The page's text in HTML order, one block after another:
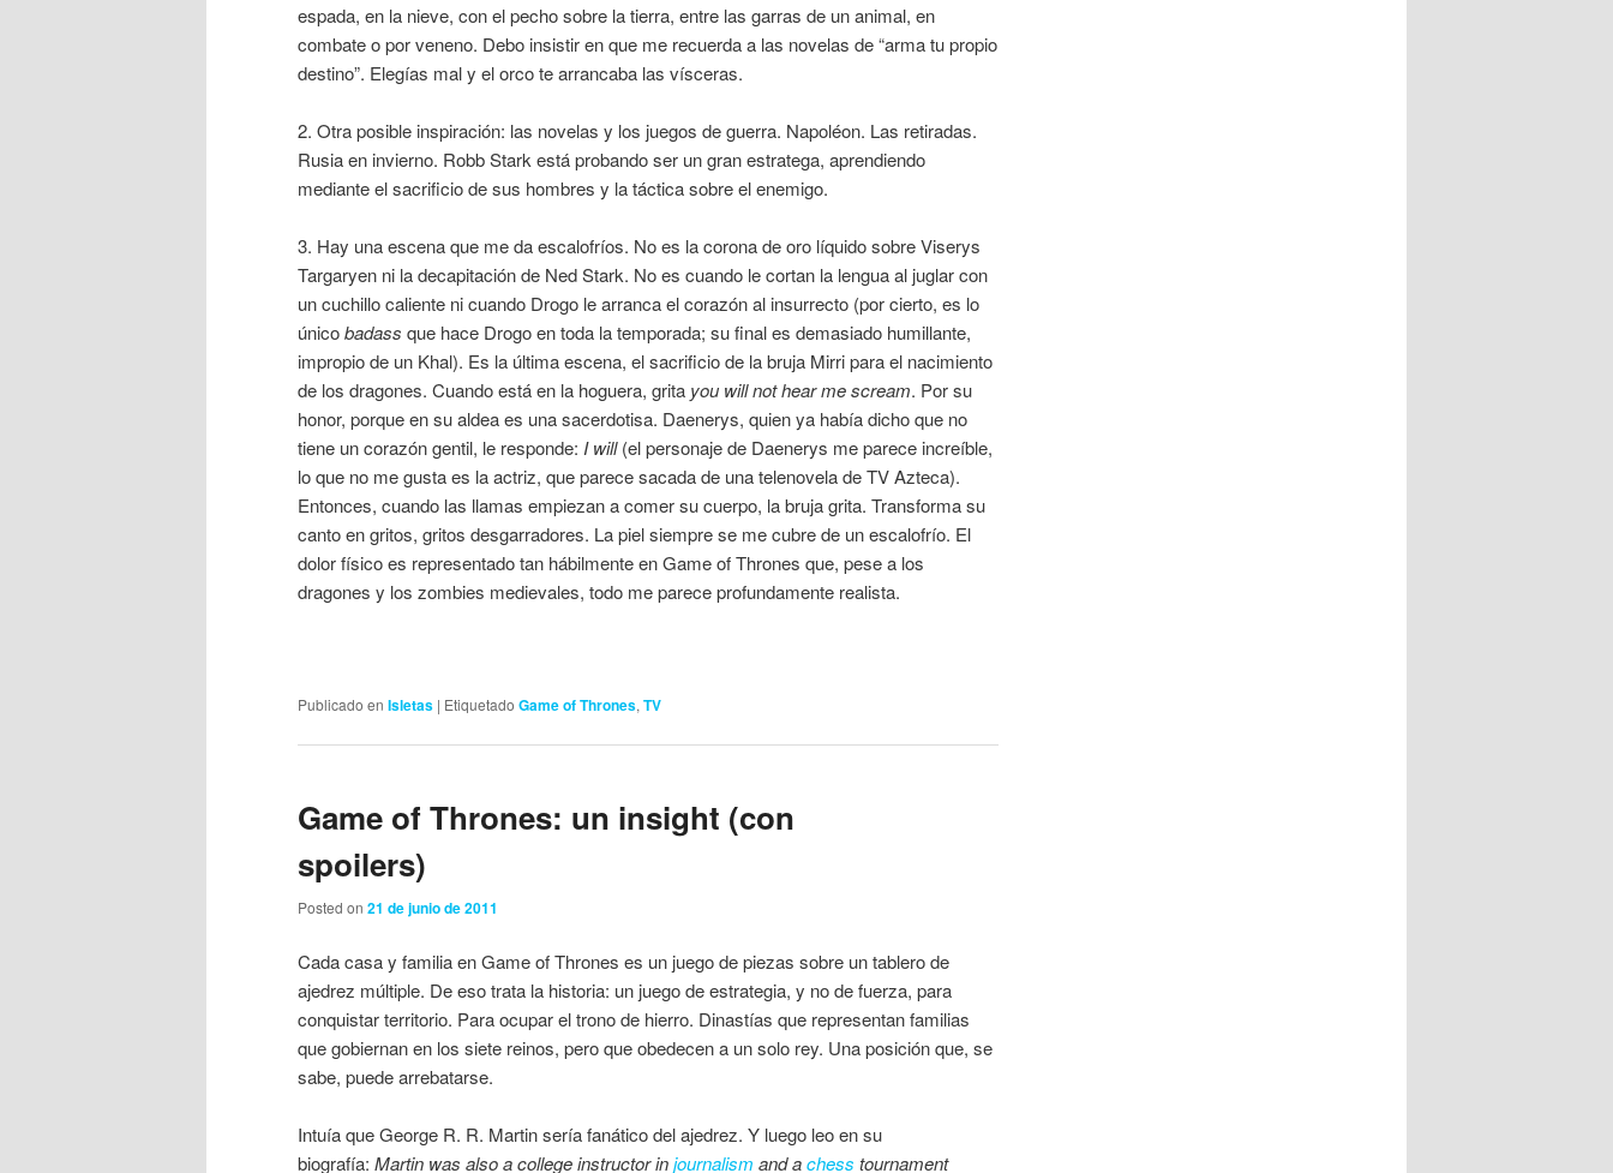
espada, en la nieve, con el pecho sobre la tierra, entre las garras de un animal, en
combate o por veneno. Debo insistir en que me recuerda a las novelas de “arma tu propio
destino”. Elegías mal y el orco te arrancaba las vísceras.
2. Otra posible inspiración: las novelas y los juegos de guerra. Napoléon. Las retiradas.
Rusia en invierno. Robb Stark está probando ser un gran estratega, aprendiendo
mediante el sacrificio de sus hombres y la táctica sobre el enemigo.
3. Hay una escena que me da escalofríos. No es la corona de oro líquido sobre Viserys
Targaryen ni la decapitación de Ned Stark. No es cuando le cortan la lengua al juglar con
un cuchillo caliente ni cuando Drogo le arranca el corazón al insurrecto (por cierto, es lo
únicobadass que hace Drogo en toda la temporada; su final es demasiado humillante,
impropio de un Khal). Es la última escena, el sacrificio de la bruja Mirri para el nacimiento
de los dragones. Cuando está en la hoguera, grita you will not hear me scream. Por su
honor, porque en su aldea es una sacerdotisa. Daenerys, quien ya había dicho que no
tiene un corazón gentil, le responde: I will(el personaje de Daenerys me parece increíble,
lo que no me gusta es la actriz, que parece sacada de una telenovela de TV Azteca).
Entonces, cuando las llamas empiezan a comer su cuerpo, la bruja grita. Transforma su
canto en gritos, gritos desgarradores. La piel siempre se me cubre de un escalofrío. El
dolor físico es representado tan hábilmente en Game of Thrones que, pese a los
dragones y los zombies medievales, todo me parece profundamente realista.
Publicado en Isletas | Etiquetado Game of Thrones, TV
Game of Thrones: un insight (con
spoilers)
Posted on 21 de junio de 2011
Cada casa y familia en Game of Thrones es un juego de piezas sobre un tablero de
ajedrez múltiple. De eso trata la historia: un juego de estrategia, y no de fuerza, para
conquistar territorio. Para ocupar el trono de hierro. Dinastías que representan familias
que gobiernan en los siete reinos, pero que obedecen a un solo rey. Una posición que, se
sabe, puede arrebatarse.
Intuía que George R. R. Martin sería fanático del ajedrez. Y luego leo en su
biografía: Martin was also a college instructor injournalism and achess tournament